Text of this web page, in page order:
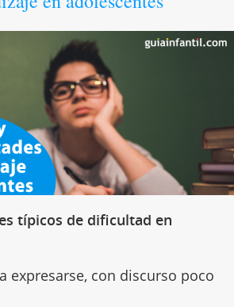
típicos de dificultad en
expresarse, con discurso poco